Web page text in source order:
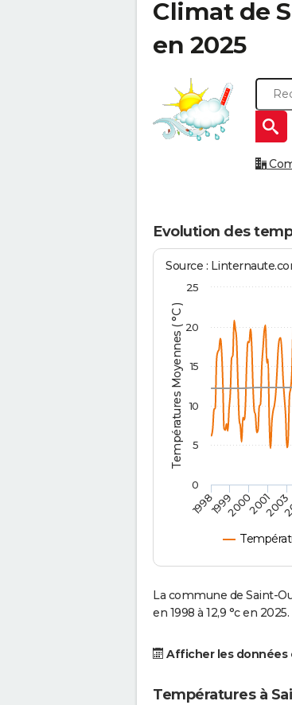
Climat de
en 2025
Evolution des
Températures Moyennes ( °C )
Source :
19981999200020012003
0
5
10
15
20
25
La commune de Saint-
en 1998 à 12,9 °c en 2025.
Afficher les données
Températures à